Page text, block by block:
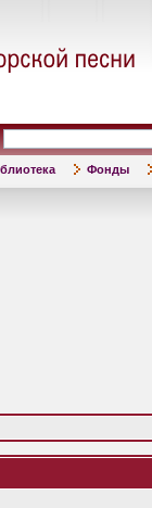
Фонды